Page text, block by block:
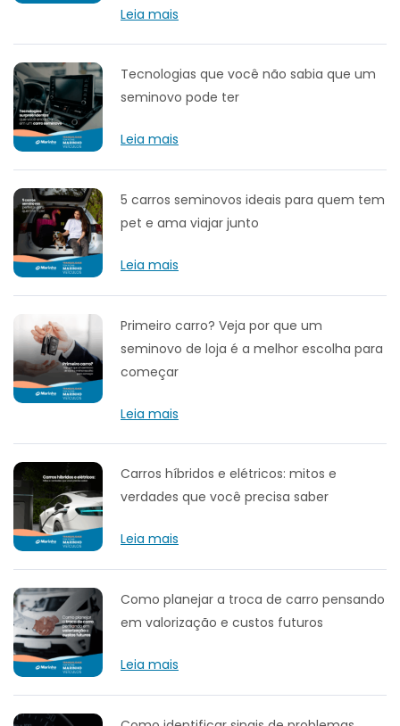
Leia mais
Tecnologias que você não sabia que um
seminovo pode ter
Leia mais
5 carros seminovos ideais para quem tem
pet e ama viajar junto
Leia mais
Primeiro carro? Veja por que um
seminovo de loja é a melhor escolha para
começar
Leia mais
Carros híbridos e elétricos: mitos e
verdades que você precisa saber
Leia mais
Como planejar a troca de carro pensando
em valorização e custos futuros
Leia mais